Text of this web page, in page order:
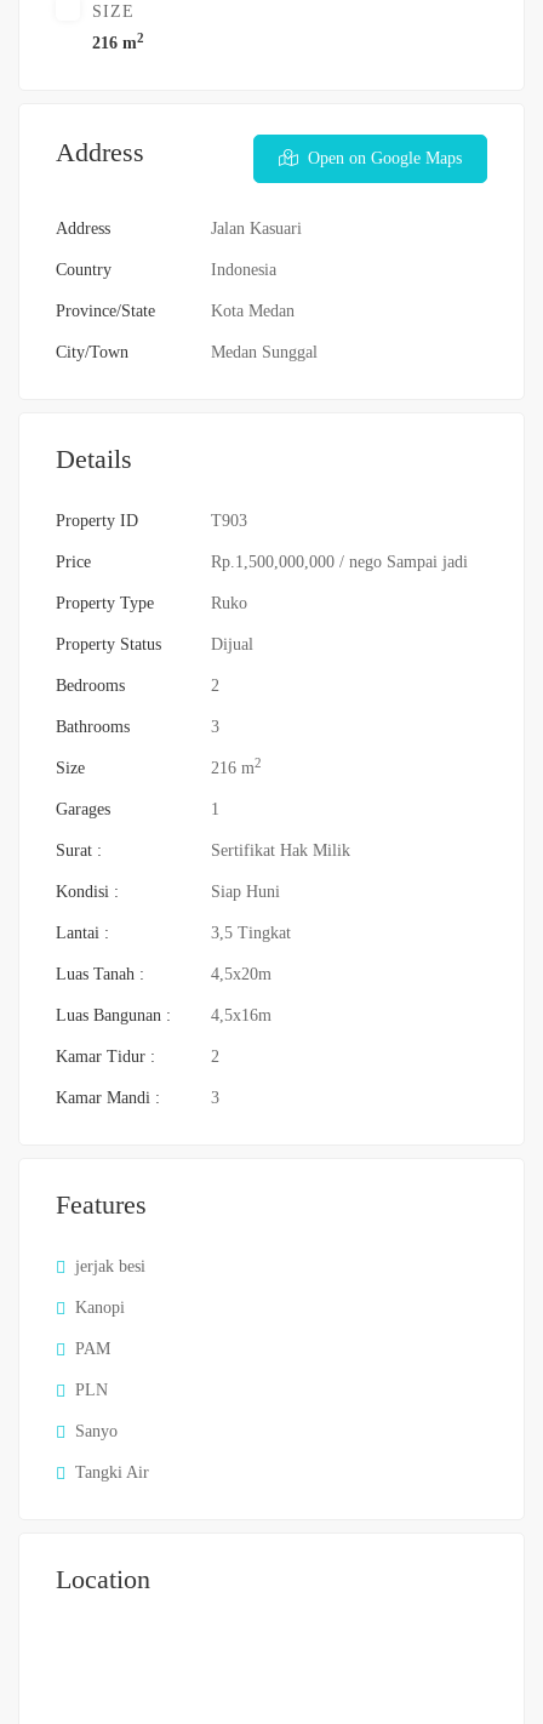
SIZE
216 m2
Address Open on Google Maps
Address Jalan Kasuari
Country Indonesia
Province/State Kota Medan
City/Town Medan Sunggal
Details
Property ID T903
Price Rp.1,500,000,000 / nego Sampai jadi
Property Type Ruko
Property Status Dijual
Bedrooms 2
Bathrooms 3
Size 216 m2
Garages 1
Surat : Sertifikat Hak Milik
Kondisi : Siap Huni
Lantai : 3,5 Tingkat
Luas Tanah : 4,5x20m
Luas Bangunan : 4,5x16m
Kamar Tidur : 2
Kamar Mandi : 3
Features
jerjak besi
Kanopi
PAM
PLN
Sanyo
Tangki Air
Location